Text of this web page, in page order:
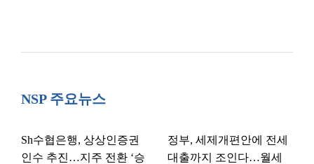
NSP 주요뉴스
Sh수협은행, 상상인증권
인수 추진…지주 전환 ‘승
정부, 세제개편안에 전세
대출까지 조인다…월세